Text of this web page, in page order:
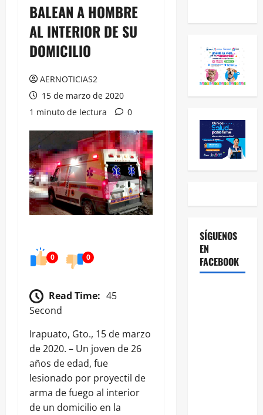
BALEAN A HOMBRE
AL INTERIOR DE SU
DOMICILIO
AERNOTICIAS2
15 de marzo de 2020
1 minuto de lectura
0
0 0
Read Time: 45
Second
Irapuato, Gto., 15 de marzo
de 2020. – Un joven de 26
años de edad, fue
lesionado por proyectil de
arma de fuego al interior
de un domicilio en la
SÍGUENOS
EN
FACEBOOK